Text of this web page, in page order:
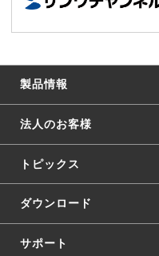
製品情報
法人のお客様
トピックス
ダウンロード
サポート